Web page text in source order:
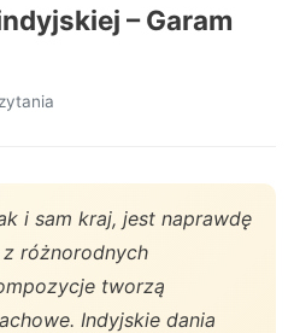
– Garam
i sam kraj, jest naprawdę
z różnorodnych
tworzą
Indyjskie dania